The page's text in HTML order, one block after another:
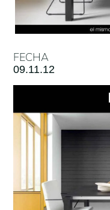
FECHA
09.11.12